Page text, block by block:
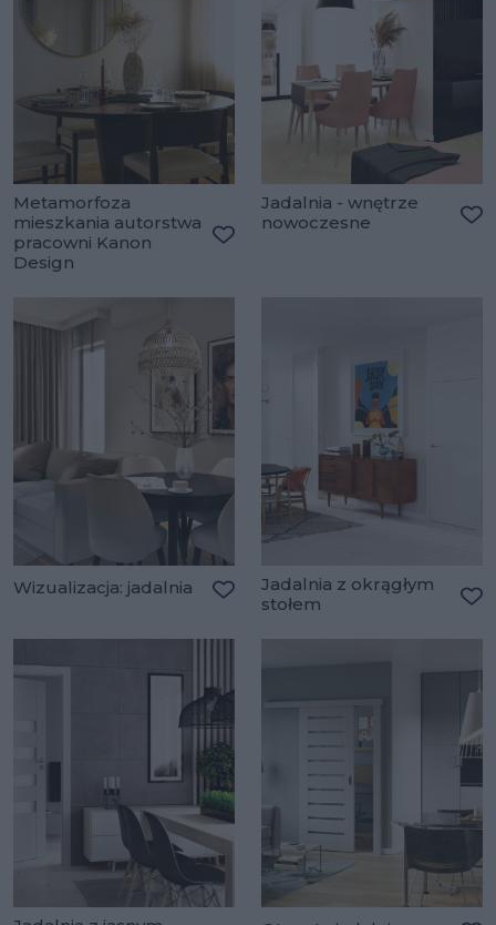
Metamorfoza
mieszkania autorstwa
pracowni Kanon
Design
Jadalnia - wnętrze
nowoczesne
Wizualizacja: jadalnia
Dodaj do ulubionych
Jadalnia z okrągłym
stołem